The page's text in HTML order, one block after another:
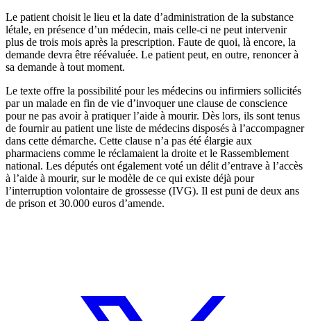
Le patient choisit le lieu et la date d’administration de la substance
létale, en présence d’un médecin, mais celle-ci ne peut intervenir
plus de trois mois après la prescription. Faute de quoi, là encore, la
demande devra être réévaluée. Le patient peut, en outre, renoncer à
sa demande à tout moment.
Le texte offre la possibilité pour les médecins ou infirmiers sollicités
par un malade en fin de vie d’invoquer une clause de conscience
pour ne pas avoir à pratiquer l’aide à mourir. Dès lors, ils sont tenus
de fournir au patient une liste de médecins disposés à l’accompagner
dans cette démarche. Cette clause n’a pas été élargie aux
pharmaciens comme le réclamaient la droite et le Rassemblement
national. Les députés ont également voté un délit d’entrave à l’accès
à l’aide à mourir, sur le modèle de ce qui existe déjà pour
l’interruption volontaire de grossesse (IVG). Il est puni de deux ans
de prison et 30.000 euros d’amende.